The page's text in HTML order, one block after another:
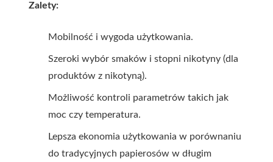
Zalety:
Mobilność i wygoda użytkowania.
Szeroki wybór smaków i stopni nikotyny (dla
produktów z nikotyną).
Możliwość kontroli parametrów takich jak
moc czy temperatura.
Lepsza ekonomia użytkowania w porównaniu
do tradycyjnych papierosów w długim